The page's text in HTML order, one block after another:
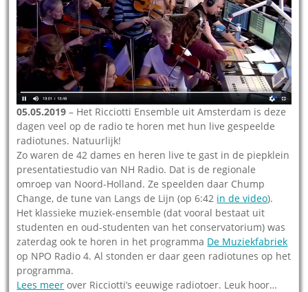
05.05.2019 – Het Ricciotti Ensemble uit Amsterdam is deze
dagen veel op de radio te horen met hun live gespeelde
radiotunes. Natuurlijk!
Zo waren de 42 dames en heren live te gast in de piepklein
presentatiestudio van NH Radio. Dat is de regionale
omroep van Noord-Holland. Ze speelden daar Chump
Change, de tune van Langs de Lijn (op 6:42 in de video).
Het klassieke muziek-ensemble (dat vooral bestaat uit
studenten en oud-studenten van het conservatorium) was
zaterdag ook te horen in het programma De Muziekfabriek
op NPO Radio 4. Al stonden er daar geen radiotunes op het
programma.
Lees meer over Ricciotti’s eeuwige radiotoer. Leuk hoor…